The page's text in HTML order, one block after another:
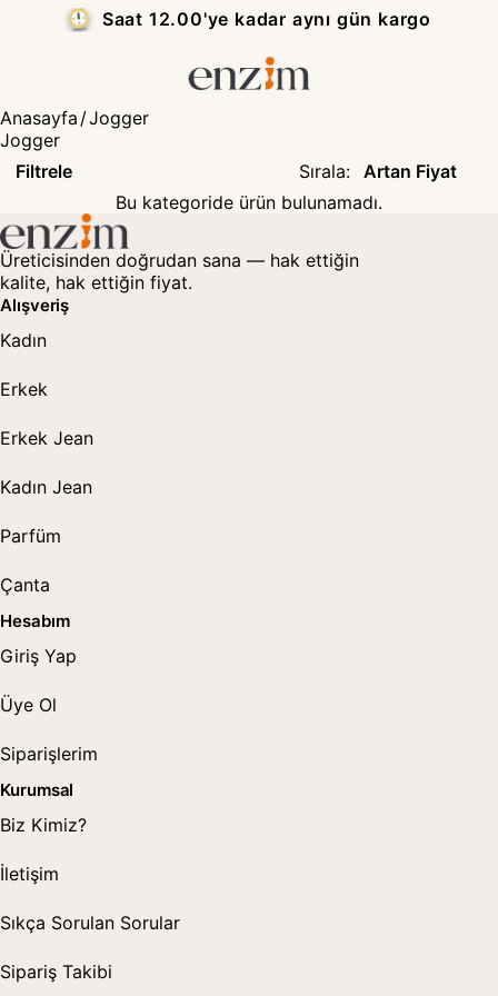
Saat 12.00'ye kadar aynı gün kargo
Anasayfa /Jogger
Jogger
Filtrele
Sırala:
Bu kategoride ürün bulunamadı.
Üreticisinden doğrudan sana — hak ettiğin
kalite, hak ettiğin fiyat.
Alışveriş
Kadın
Erkek
Erkek Jean
Kadın Jean
Parfüm
Çanta
Hesabım
Giriş Yap
Üye Ol
Siparişlerim
Kurumsal
Biz Kimiz?
İletişim
Sıkça Sorulan Sorular
Sipariş Takibi